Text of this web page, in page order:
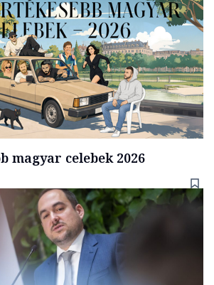
magyar celebek 2026